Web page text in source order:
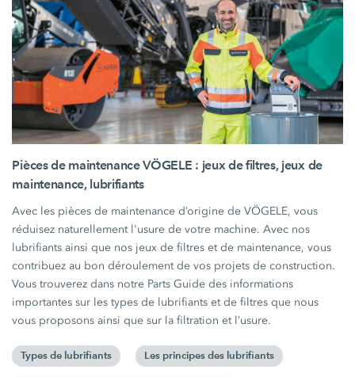
Pièces de maintenance VÖGELE : jeux de filtres, jeux de
maintenance, lubrifiants
Avec les pièces de maintenance d’origine de VÖGELE, vous
réduisez naturellement l'usure de votre machine. Avec nos
lubrifiants ainsi que nos jeux de filtres et de maintenance, vous
contribuez au bon déroulement de vos projets de construction.
Vous trouverez dans notre Parts Guide des informations
importantes sur les types de lubrifiants et de filtres que nous
vous proposons ainsi que sur la filtration et l’usure.
Types de lubrifiants Les principes des lubrifiants